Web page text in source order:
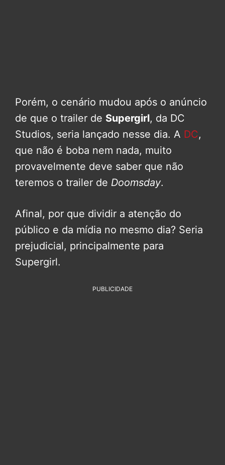
Porém, o cenário mudou após o anúncio
de que o trailer de Supergirl, da DC
Studios, seria lançado nesse dia. A DC,
que não é boba nem nada, muito
provavelmente deve saber que não
teremos o trailer de Doomsday.
Afinal, por que dividir a atenção do
público e da mídia no mesmo dia? Seria
prejudicial, principalmente para
Supergirl.
PUBLICIDADE